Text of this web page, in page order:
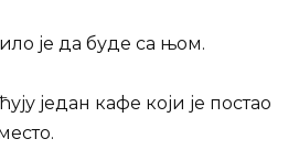
је да буде са њом.
један кафе који је постао